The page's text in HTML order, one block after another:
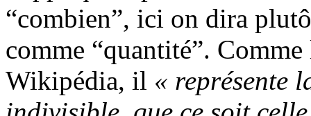
“combien”, ici on dira
comme “quantité”.
Wikipédia, il « représente